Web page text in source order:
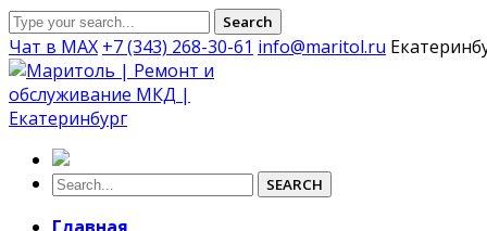
Search
Чат в MAX +7 (343) 268-30-61 info@maritol.ru
SEARCH